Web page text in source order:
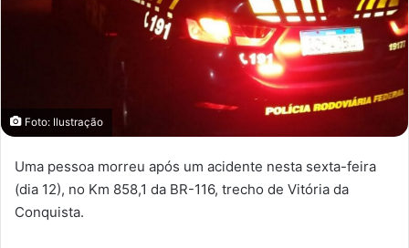
Foto: Ilustração
Uma pessoa morreu após um acidente nesta sexta-feira
(dia 12), no Km 858,1 da BR-116, trecho de Vitória da
Conquista.